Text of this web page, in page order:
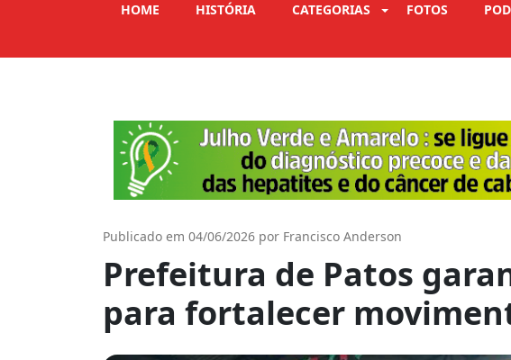
HOME HISTÓRIA CATEGORIAS FOTOS
Publicado em 04/06/2026 por Francisco Anderson
Prefeitura de Patos
para fortalecer